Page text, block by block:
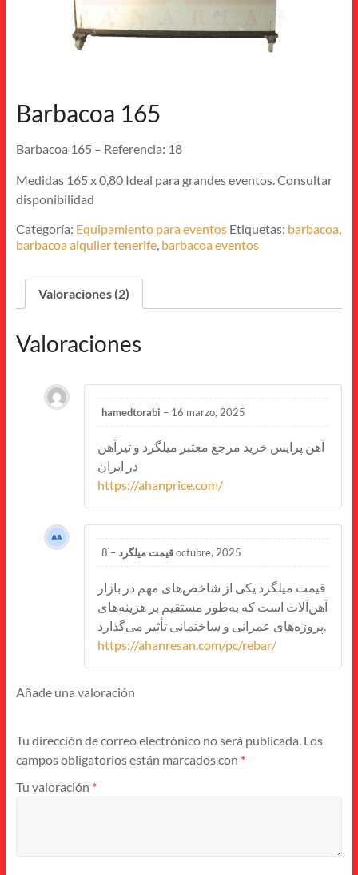
Barbacoa 165
Barbacoa 165 – Referencia: 18
Medidas 165 x 0,80 Ideal para grandes eventos. Consultar
disponibilidad
Categoría: Equipamiento para eventos Etiquetas: barbacoa,
barbacoa alquiler tenerife, barbacoa eventos
Valoraciones (2)
Valoraciones
hamedtorabi – 16 marzo, 2025
آهن پرایس خرید مرجع معتبر میلگرد و تیرآهن
در ایران
https://ahanprice.com/
قیمت میلگرد– 8 octubre, 2025
قیمت میلگرد یکی از شاخص‌های مهم در بازار
آهن‌آلات است که به‌طور مستقیم بر هزینه‌های
https://ahanresan.com/pc/rebar/
Añade una valoración
Tu dirección de correo electrónico no será publicada. Los
campos obligatorios están marcados con *
Tu valoración *